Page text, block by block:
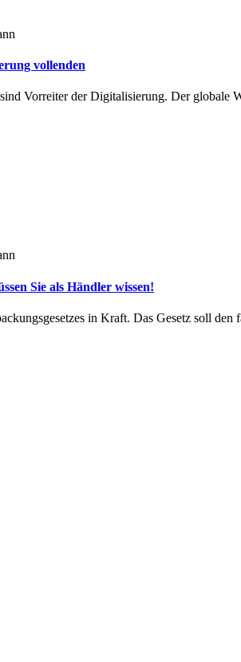
vollenden
Vorreiter der Digitalisierung. Der globale
Sie als Händler wissen!
in Kraft. Das Gesetz soll